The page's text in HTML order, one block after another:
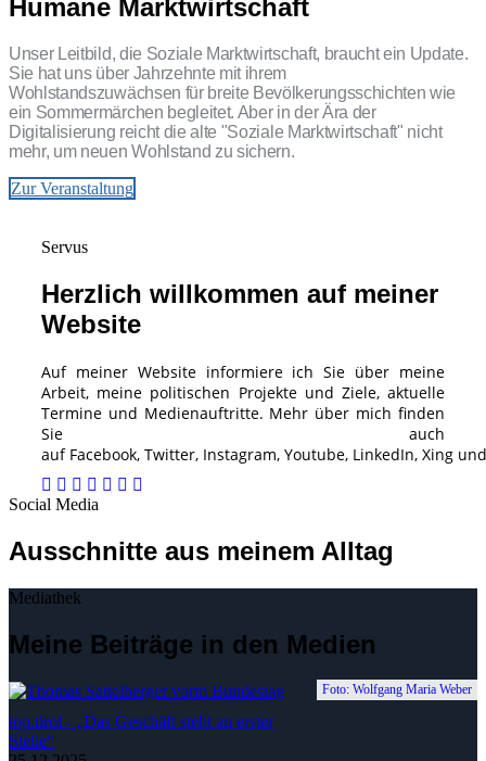
Humane Marktwirtschaft
Unser Leitbild, die Soziale Marktwirtschaft, braucht ein Update.
Sie hat uns über Jahrzehnte mit ihrem
Wohlstandszuwächsen für breite Bevölkerungsschichten wie
ein Sommermärchen begleitet. Aber in der Ära der
Digitalisierung reicht die alte "Soziale Marktwirtschaft" nicht
mehr, um neuen Wohlstand zu sichern.
Zur Veranstaltung
Servus
Herzlich willkommen auf meiner
Website
Auf meiner Website informiere ich Sie über meine
Arbeit, meine politischen Projekte und Ziele, aktuelle
Termine und Medienauftritte. Mehr über mich finden
Sie auch
auf Facebook, Twitter, Instagram, Youtube, LinkedIn, Xing
Social Media
Ausschnitte aus meinem Alltag
Mediathek
Meine Beiträge in den Medien
Foto: Wolfgang Maria Weber
top.tirol - „Das Geschäft steht an erster
Stelle“